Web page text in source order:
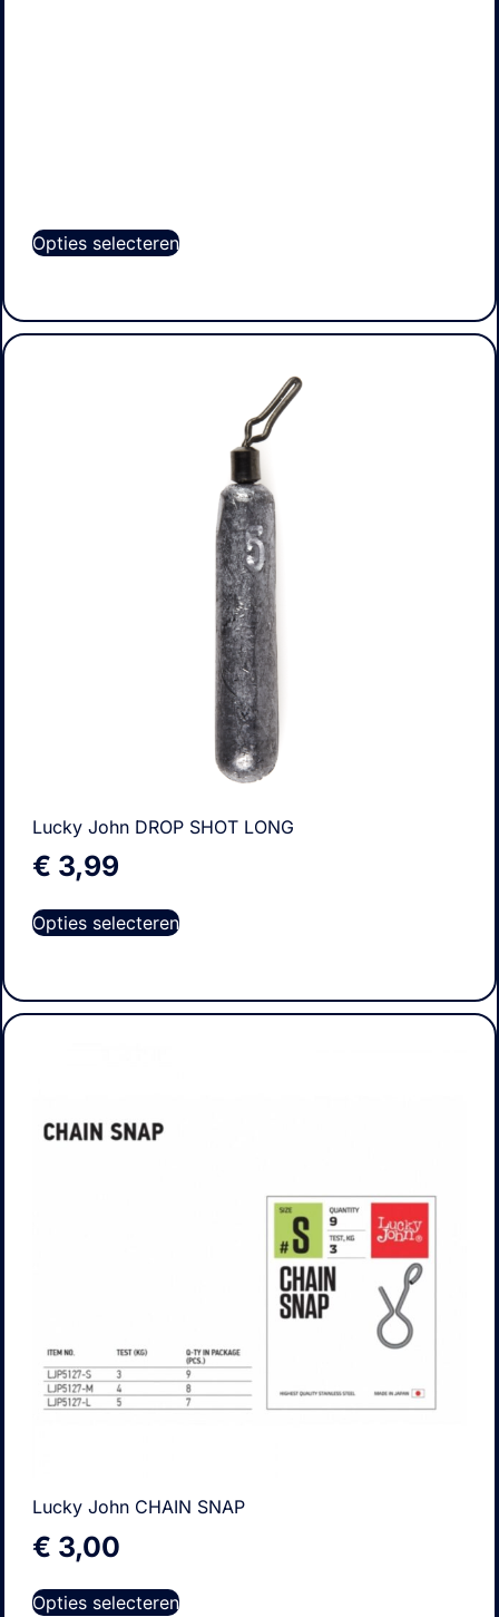
Opties selecteren
Lucky John DROP SHOT LONG
€ 3,99
Opties selecteren
Lucky John CHAIN SNAP
€ 3,00
Opties selecteren